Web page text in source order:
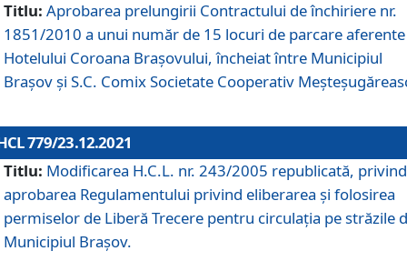
Titlu: Aprobarea prelungirii Contractului de închiriere nr.
1851/2010 a unui număr de 15 locuri de parcare aferente
Hotelului Coroana Brașovului, încheiat între Municipiul
Braşov şi S.C. Comix Societate Cooperativ
779/23.12.2021
Titlu: Modificarea H.C.L. nr. 243/2005 republicată, privind
aprobarea Regulamentului privind eliberarea şi folosirea
permiselor de Liberă Trecere pentru circulația pe străzile
Municipiul Braşov.